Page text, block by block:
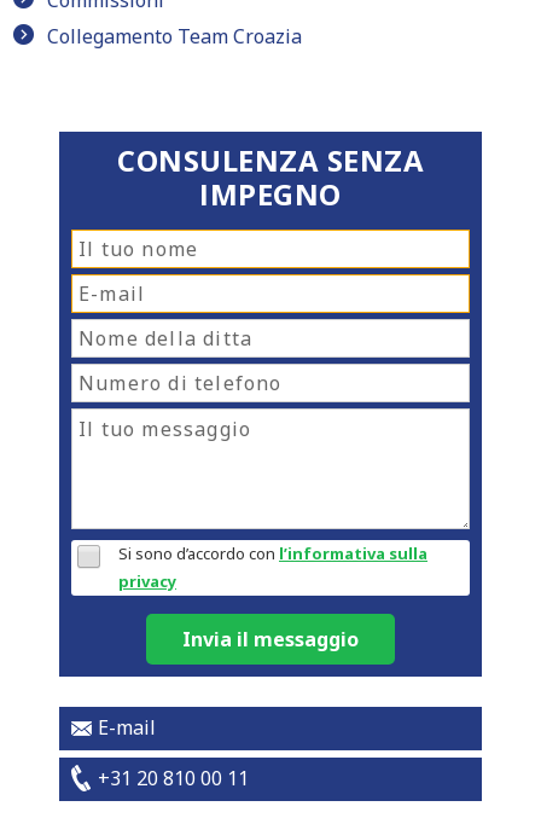
Collegamento Team Croazia
CONSULENZA SENZA
IMPEGNO
Si sono d’accordo con l’informativa sulla
privacy
Invia il messaggio
E-mail
+31 20 810 00 11